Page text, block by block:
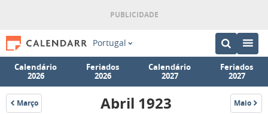
Portugal
Calendário
2026
Feriados
2026
Calendário
2027
Feriados
2027
Março
1923 Abril 1923 Maio
1923